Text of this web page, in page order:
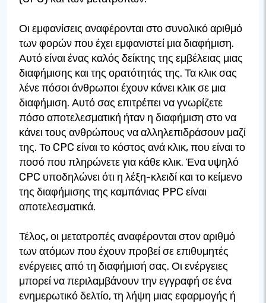
Οι εμφανίσεις αναφέρονται στο συνολικό αριθμό
των φορών που έχει εμφανιστεί μια διαφήμιση.
Αυτό είναι ένας καλός δείκτης της εμβέλειας μιας
διαφήμισης και της ορατότητάς της. Τα κλικ σας
λένε πόσοι άνθρωποι έχουν κάνει κλικ σε μια
διαφήμιση. Αυτό σας επιτρέπει να γνωρίζετε
πόσο αποτελεσματική ήταν η διαφήμιση στο να
κάνει τους ανθρώπους να αλληλεπιδράσουν μαζί
της. Το CPC είναι το κόστος ανά κλικ, που είναι το
ποσό που πληρώνετε για κάθε κλικ. Ένα υψηλό
CPC υποδηλώνει ότι η λέξη-κλειδί και το κείμενο
της διαφήμισης της καμπάνιας PPC είναι
αποτελεσματικά.
Τέλος, οι μετατροπές αναφέρονται στον αριθμό
των ατόμων που έχουν προβεί σε επιθυμητές
ενέργειες από τη διαφήμισή σας. Οι ενέργειες
μπορεί να περιλαμβάνουν την εγγραφή σε ένα
ενημερωτικό δελτίο, τη λήψη μιας εφαρμογής ή